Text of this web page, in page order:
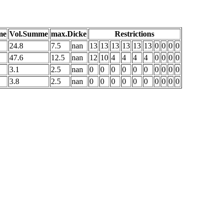
Vol.Summe max.Dicke
Restrictions
24.8 7.5 nan 13 13 13 13 13 13 0 0 0 0
47.6 12.5 nan 12 10 4 4 4 4 0 0 0 0
3.1 2.5 nan 0 0 0 0 0 0 0 0 0 0
3.8 2.5 nan 0 0 0 0 0 0 0 0 0 0